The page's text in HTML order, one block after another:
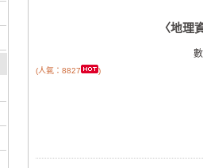
〈地
(人氣：8827 )